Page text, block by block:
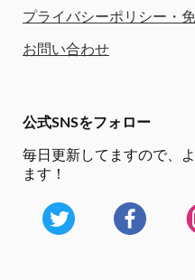
プライバシーポリシー・
お問い合わせ
公式SNSをフォロー
毎日更新してますので、
ます！